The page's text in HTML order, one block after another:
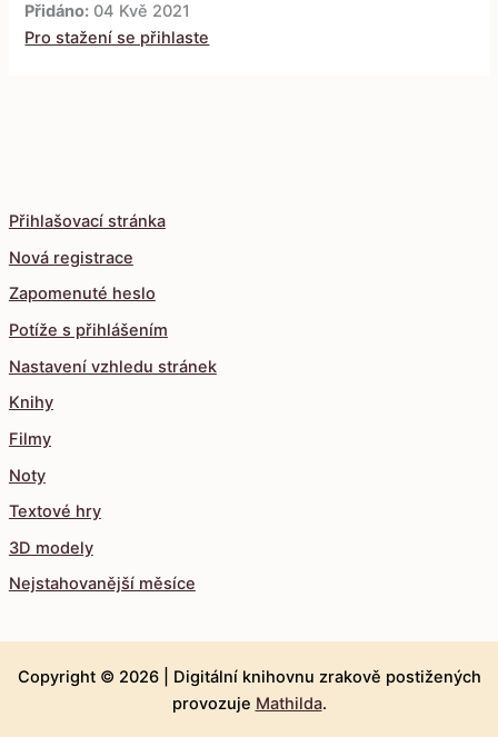
Přihlašovací stránka
Nová registrace
Zapomenuté heslo
Potíže s přihlášením
Nastavení vzhledu stránek
Knihy
Filmy
Noty
Textové hry
3D modely
Nejstahovanější měsíce
Přidáno: 04 Kvě 2021
Pro stažení se přihlaste
Copyright © 2026 | Digitální knihovnu zrakově postižených
provozuje Mathilda.